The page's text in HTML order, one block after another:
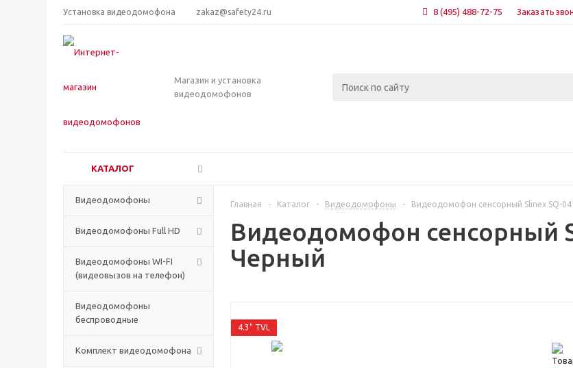
Установка видеодомофона zakaz@safety24.ru 8 (495) 488-72-75 Заказать
Магазин и установка
видеодомофонов
КАТАЛОГ
Видеодомофоны
Видеодомофоны Full HD
Видеодомофоны WI-FI
(видеовызов на телефон)
Видеодомофоны
беспроводные
Комплект видеодомофона
Главная - Каталог - Видеодомофоны - Видеодомофон сенсорный Slinex SQ-
Видеодомофон сенсорный
Черный
4.3" TVL